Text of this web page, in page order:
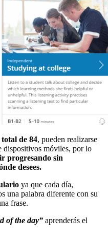
de 84, pueden realizarse
dispositivos móviles, por lo
progresando sin
desees.
ya que cada día,
una palabra diferente con su
frase.
of the day” aprenderás el